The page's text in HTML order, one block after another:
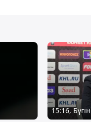
15:16, Бүгін